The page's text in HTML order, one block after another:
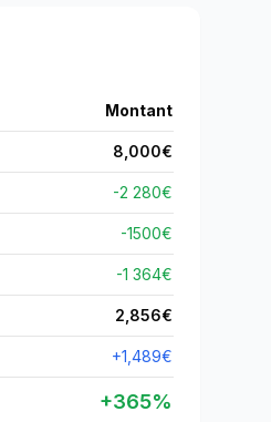
Montant
8,000€
-2 280€
-1500€
-1 364€
2,856€
+1,489€
+365%